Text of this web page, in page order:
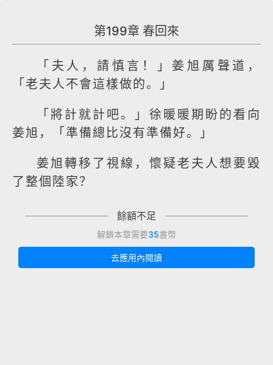
第199章 春回來
「夫人，請慎言！」姜旭厲聲道，
「老夫人不會這樣做的。」
「將計就計吧。」徐暖暖期盼的看向
姜旭，「準備總比沒有準備好。」
姜旭轉移了視線，懷疑老夫人想要毀
了整個陸家？
餘額不足
解鎖本章需要35書幣
去應用內閱讀